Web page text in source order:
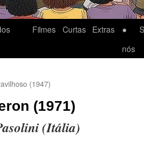
Filmes Curtas Extras
●
nós
(1947)
(1971)
(Itália)